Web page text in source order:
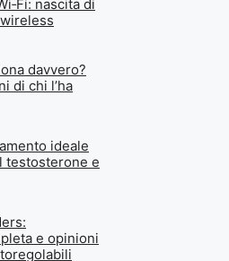
nascita di
davvero?
di chi l’ha
ideale
testosterone e
e opinioni